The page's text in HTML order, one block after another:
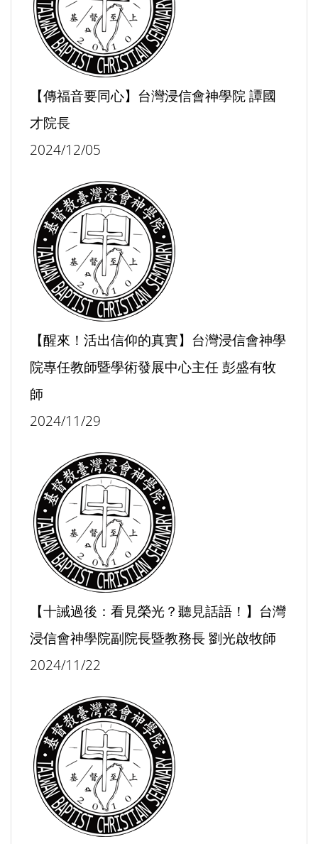
【傳福音要同心】台灣浸信會神學院 譚國
才院長
2024/12/05
【醒來！活出信仰的真實】台灣浸信會神學
院專任教師暨學術發展中心主任 彭盛有牧
師
2024/11/29
【十誡過後：看見榮光？聽見話語！】台灣
浸信會神學院副院長暨教務長 劉光啟牧師
2024/11/22